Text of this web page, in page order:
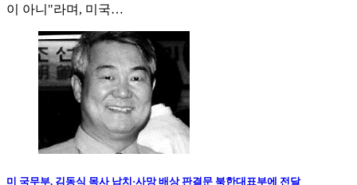
이 아니"라며, 미국…
미 국무부, 김동식 목사 납치·사망 배상 판결문 북한대표부에 전달